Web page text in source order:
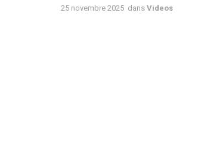
25 novembre 2025 dans Videos